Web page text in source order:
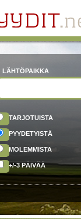
LÄHTÖPAIKKA
TARJOTUISTA
PYYDETYISTÄ
MOLEMMISTA
+/-3 PÄIVÄÄ